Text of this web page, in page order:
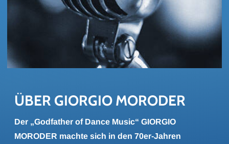
ÜBER GI­OR­GIO MO­RO­DER
Der „Godfather of Dance Music“ GIORGIO
MORODER machte sich in den 70er-Jahren